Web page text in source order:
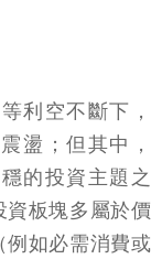
利空不斷下，
盪；但其中，
的投資主題之
資板塊多屬於價
例如必需消費或